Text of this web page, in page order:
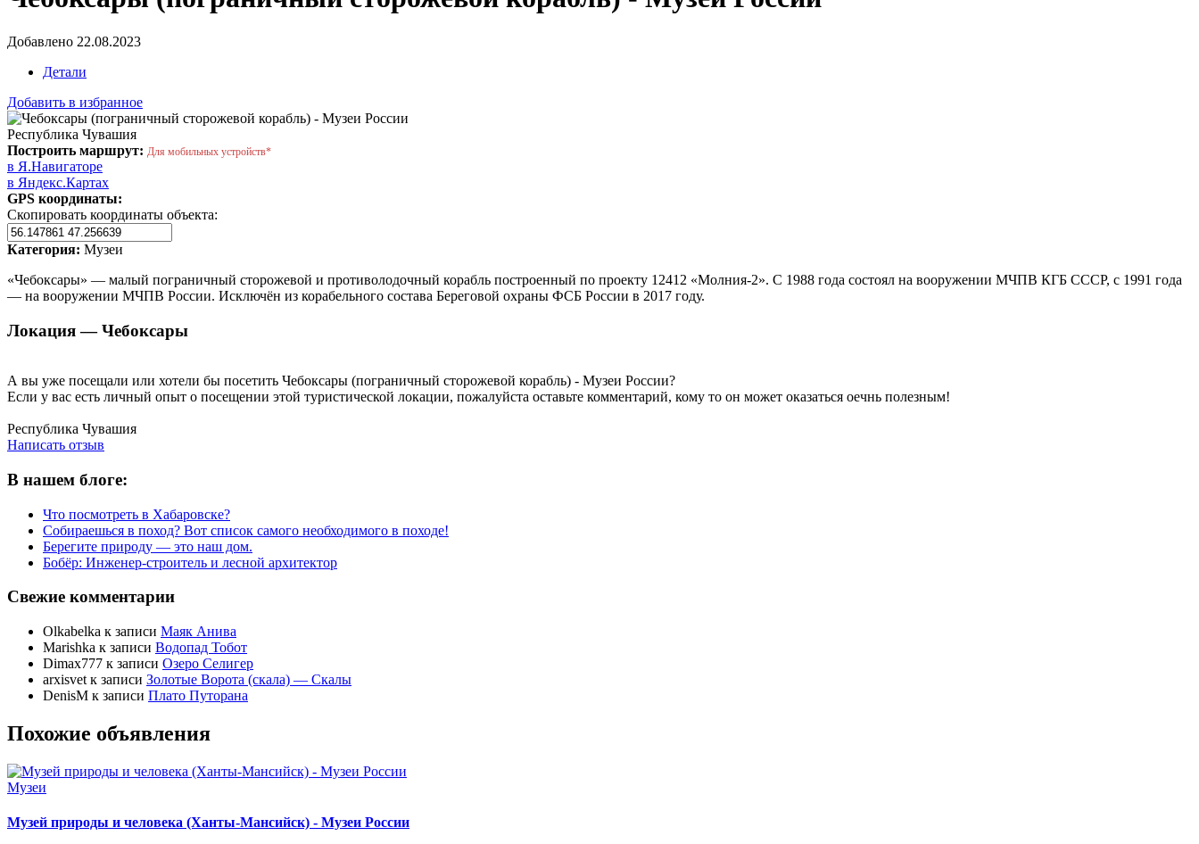
Добавлено 22.08.2023
Детали
Добавить в избранное
Республика Чувашия
Построить маршрут: Для мобильных устройств*
в Я.Навигаторе
в Яндекс.Картах
GPS координаты:
Скопировать координаты объекта:
Категория: Музеи
«Чебоксары» — малый пограничный сторожевой и противолодочный корабль построенный по проекту 12412 «Молния-2». С 1988 года состоял на вооружении МЧПВ КГБ СССР, с 1991 года
— на вооружении МЧПВ России. Исключён из корабельного состава Береговой охраны ФСБ России в 2017 году.
Локация — Чебоксары
А вы уже посещали или хотели бы посетить Чебоксары (пограничный сторожевой корабль) - Музеи России?
Если у вас есть личный опыт о посещении этой туристической локации, пожалуйста оставьте комментарий, кому то он может оказаться оечнь полезным!
Республика Чувашия
Написать отзыв
В нашем блоге:
Что посмотреть в Хабаровске?
Собираешься в поход? Вот список самого необходимого в походе!
Берегите природу — это наш дом.
Бобёр: Инженер-строитель и лесной архитектор
Свежие комментарии
Olkabelka к записи Маяк Анива
Marishka к записи Водопад Тобот
Dimax777 к записи Озеро Селигер
arxisvet к записи Золотые Ворота (скала) — Скалы
DenisM к записи Плато Путорана
Похожие объявления
Музеи
Музей природы и человека (Ханты-Мансийск) - Музеи России